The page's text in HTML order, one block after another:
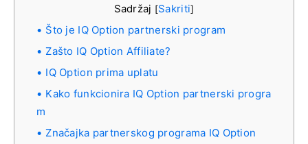
Sadržaj [Sakriti]
Što je IQ Option partnerski program
Zašto IQ Option Affiliate?
IQ Option prima uplatu
Kako funkcionira IQ Option partnerski progra
m
Značajka partnerskog programa IQ Option